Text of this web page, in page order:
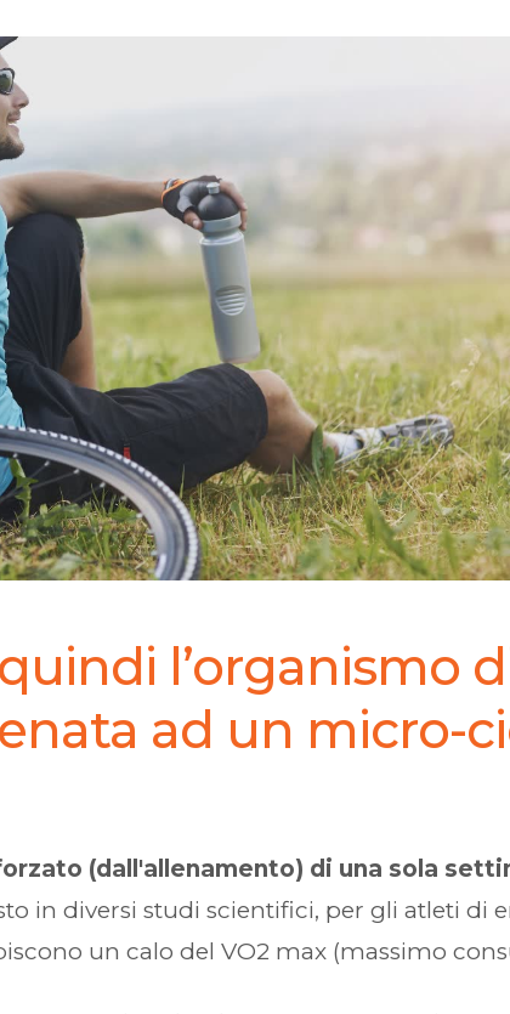
l’organismo
ad un micro-
(dall'allenamento) di una sola
in diversi studi scientifici, per gli atleti di
un calo del VO2 max (massimo